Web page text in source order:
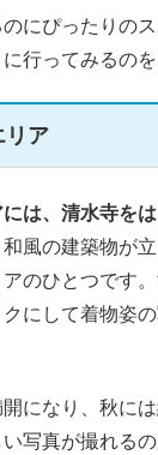
にぴったりの
行ってみるのを
リア
は、清水寺を
和風の建築物が
のひとつです
にして着物姿
になり、秋に
写真が撮れるの